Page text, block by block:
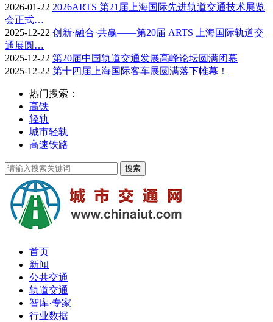
2026-01-22 2026ARTS 第21届上海国际先进轨道交通技术展览
会正式…
2025-12-22 创新·融合·共赢——第20届 ARTS 上海国际轨道交
通展圆…
2025-12-22 第20届中国轨道交通发展高峰论坛圆满闭幕
2025-12-22 第十四届上海国际客车展圆满落下帷幕！
热门搜索：
高铁
轻轨
城市轻轨
高速铁路
首页
新闻
公共交通
轨道交通
智库·专家
行业数据